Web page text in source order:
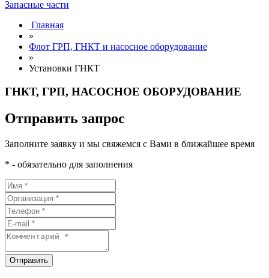
Запасные части
Главная
»
Флот ГРП, ГНКТ и насосное оборудование
»
Установки ГНКТ
ГНКТ, ГРП, НАСОСНОЕ ОБОРУДОВАНИЕ
Отправить запрос
Заполните заявку и мы свяжемся с Вами в ближайшее время
* - обязательно для заполнения
Отправить